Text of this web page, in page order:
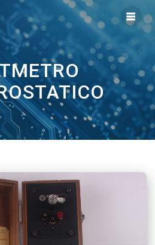
Vai
contenuto